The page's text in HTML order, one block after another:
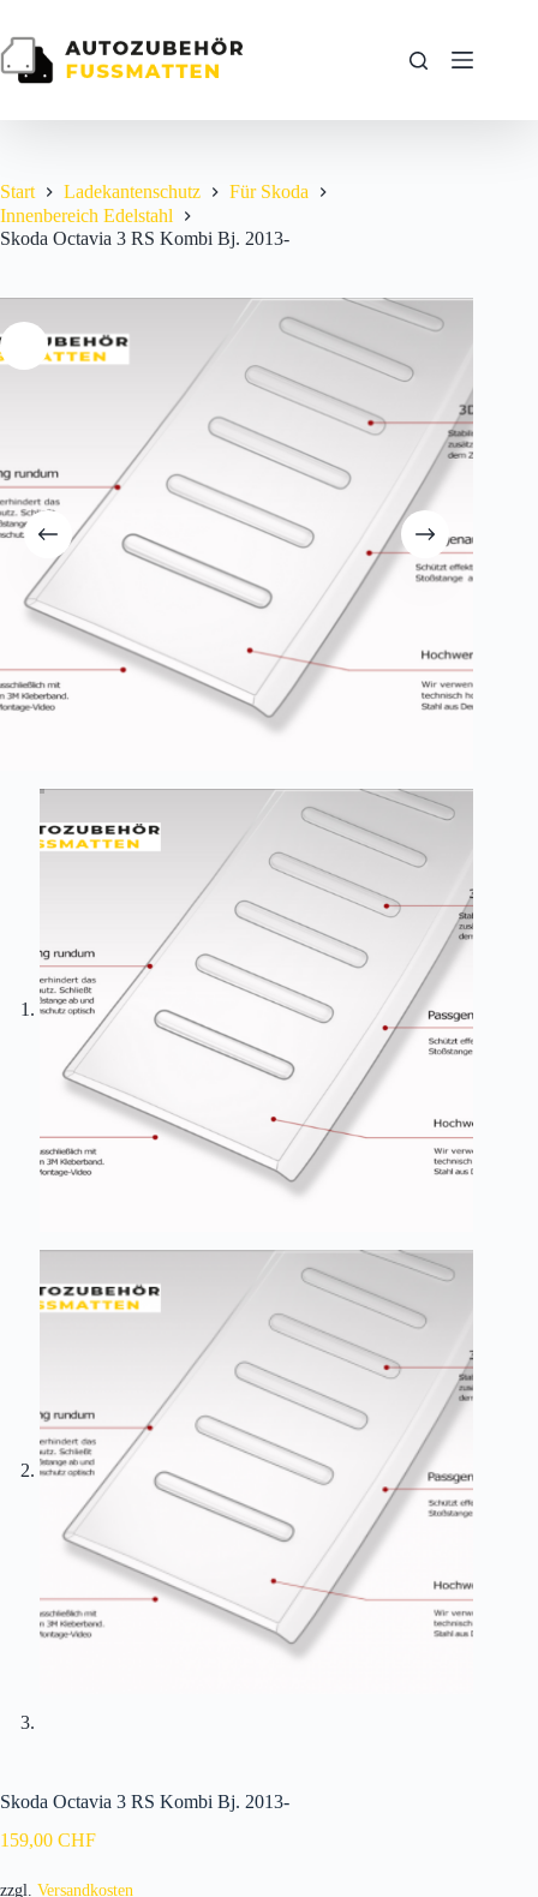
springen
Start Ladekantenschutz
Für Skoda
Innenbereich Edelstahl
Skoda Octavia 3 RS Kombi Bj. 2013-
Skoda Octavia 3 RS Kombi Bj. 2013-
159,00 CHF
zzgl. Versandkosten